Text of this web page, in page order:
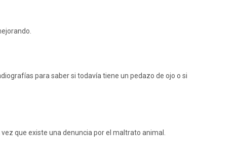
para saber si todavía tiene un pedazo de ojo o si
que existe una denuncia por el maltrato animal.